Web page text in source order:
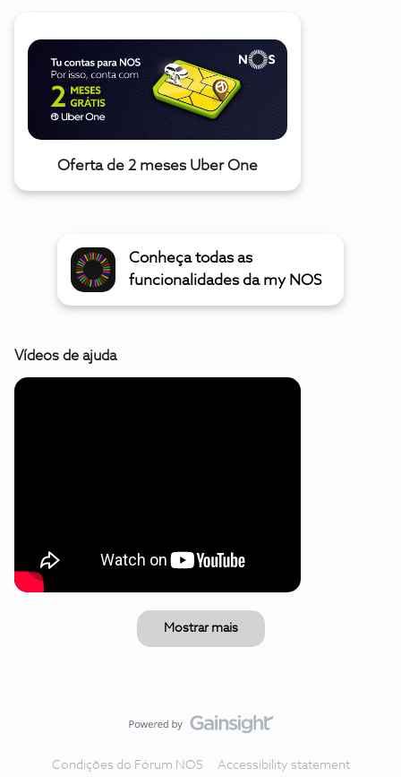
Oferta de 2 meses Uber One
Conheça todas as
funcionalidades da my NOS
Vídeos de ajuda
Mostrar mais
Condições do Fórum NOS Accessibility statement